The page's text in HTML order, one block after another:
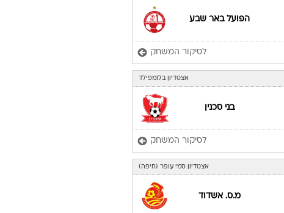
הפועל באר שבע
לסיקור המשחק
אצטדיון בלומפילד
בני סכנין
לסיקור המשחק
אצטדיון סמי עופר (חיפה)
מ.ס. אשדוד